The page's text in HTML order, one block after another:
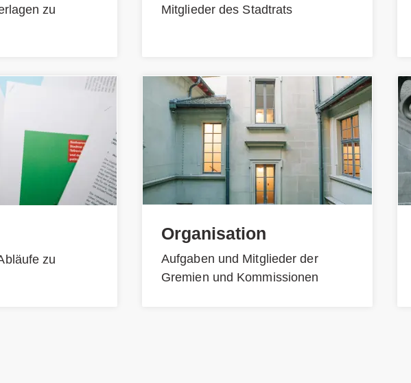
zu
zu
Mitglieder des Stadtrats
Organisation
Aufgaben und Mitglieder der
Gremien und Kommissionen